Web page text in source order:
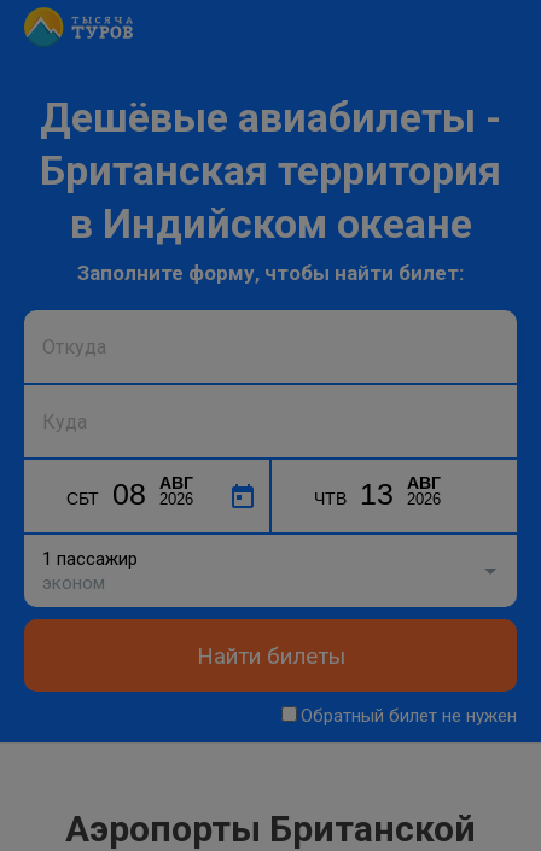
Дешёвые авиабилеты -
Британская территория
в Индийском океане
Заполните форму, чтобы найти билет:
СБТ 08 АВГ
2026 ЧТВ 13 АВГ
2026
1 пассажир
эконом
Найти билеты
Обратный билет не нужен
Аэропорты Британской